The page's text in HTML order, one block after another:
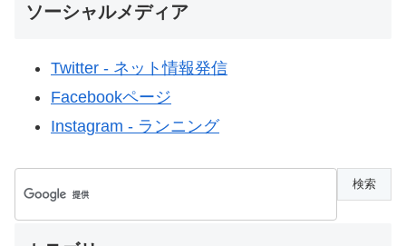
ソーシャルメディア
Twitter - ネット情報発信
Facebookページ
Instagram - ランニング